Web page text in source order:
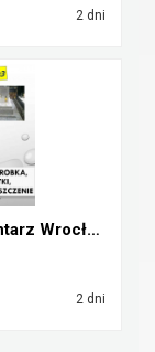
2 dni
Rozebranie, złożenie pomnika. Cmentarz Wrocław. Za...
2 dni